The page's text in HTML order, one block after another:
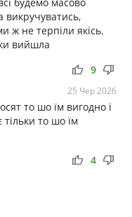
викручуватись,
ж не терпіли якісь.
вийшла
thumb_up thumb_down
9
25 Чер 2026
то шо їм вигодно і
то шо їм
thumb_up thumb_down
4